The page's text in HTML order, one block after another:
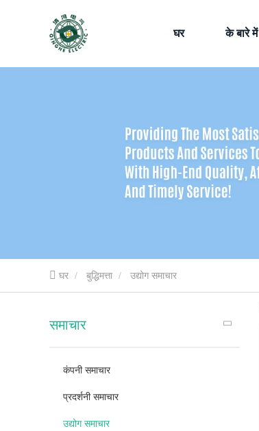
घर के बारे में
घर बुद्धिमत्ता उद्योग समाचार
समाचार
कंपनी समाचार
प्रदर्शनी समाचार
उद्योग समाचार